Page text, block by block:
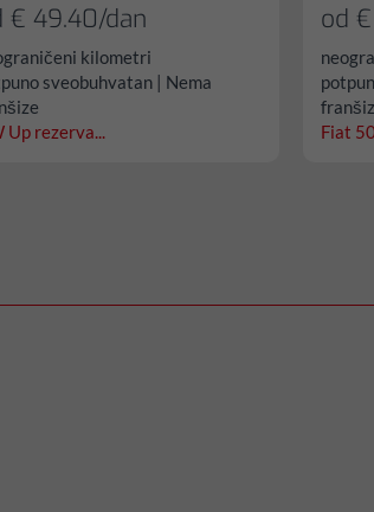
€ 49.40/dan
kilometri
sveobuhvatan | Nema
Up rezerva...
od
Fiat